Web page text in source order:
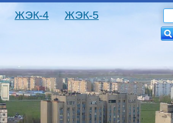
ЖЭК-4 ЖЭК-5